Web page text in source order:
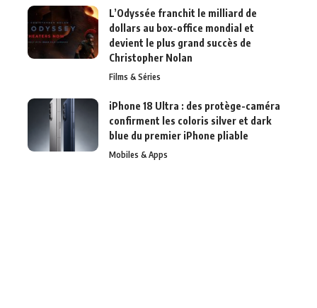
L’Odyssée franchit le milliard de
dollars au box-office mondial et
devient le plus grand succès de
Christopher Nolan
Films & Séries
iPhone 18 Ultra : des protège-caméra
confirment les coloris silver et dark
blue du premier iPhone pliable
Mobiles & Apps